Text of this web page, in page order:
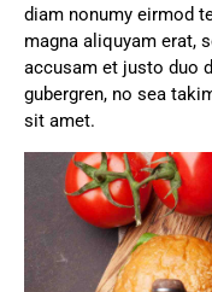
diam nonumy eirmod
magna aliquyam erat,
accusam et justo duo
gubergren, no sea
sit amet.